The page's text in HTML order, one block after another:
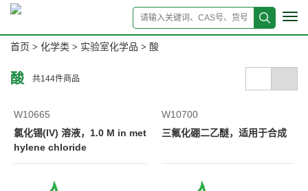
首页 > 化学类 > 实验室化学品 > 酸
酸 共144件商品
W10665
氯化锡(IV) 溶液，1.0 M in met
hylene chloride
W10700
三氟化硼二乙醚，适用于合成